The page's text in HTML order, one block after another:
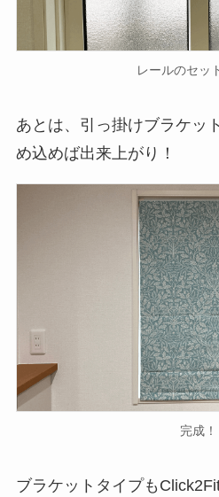
レールのセッ
あとは、引っ掛けブラケッ
め込めば出来上がり！
完成！
ブラケットタイプも